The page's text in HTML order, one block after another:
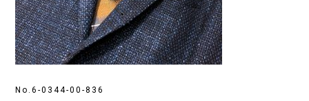
No.6-0344-00-836